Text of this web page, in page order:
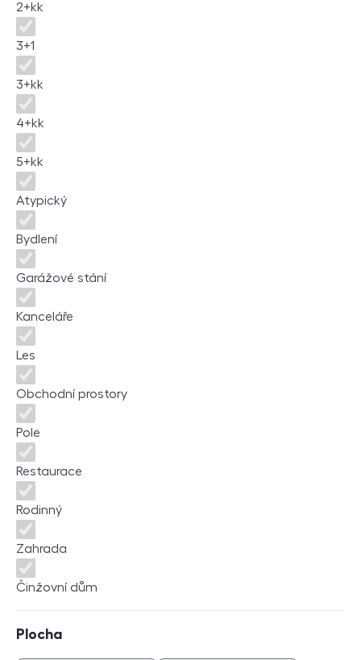
2+kk
3+1
3+kk
4+kk
5+kk
Atypický
Bydlení
Garážové stání
Kanceláře
Les
Obchodní prostory
Pole
Restaurace
Rodinný
Zahrada
Činžovní dům
Plocha